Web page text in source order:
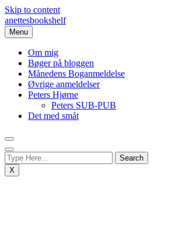
Skip to content
anettesbookshelf
Menu
Om mig
Bøger på bloggen
Månedens Boganmeldelse
Øvrige anmeldelser
Peters Hjørne
Peters SUB-PUB
Det med småt
X